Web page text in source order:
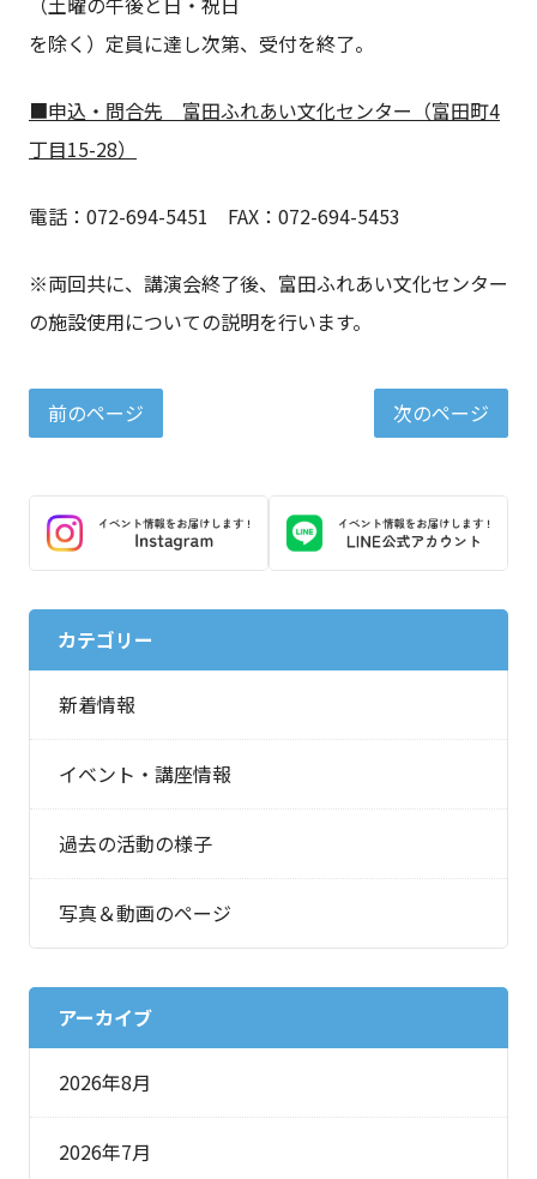
を除く）定員に達し次第、受付を終了。
■申込・問合先 富田ふれあい文化センター（富田町4
丁目15-28）
電話：072-694-5451 FAX：072-694-5453
※両回共に、講演会終了後、富田ふれあい文化センター
の施設使用についての説明を行います。
前のページ 次のページ
カテゴリー
新着情報
イベント・講座情報
過去の活動の様子
写真＆動画のページ
アーカイブ
2026年8月
2026年7月